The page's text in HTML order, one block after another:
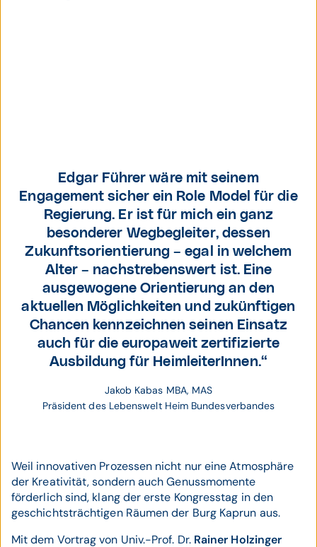
Lebenswelt Heim
Bundesverbandes
Jakob Kabas MBA,
MAS.
Edgar Führer wäre mit seinem
Engagement sicher ein Role Model für die
Regierung. Er ist für mich ein ganz
besonderer Wegbegleiter, dessen
Zukunftsorientierung – egal in welchem
Alter – nachstrebenswert ist. Eine
ausgewogene Orientierung an den
aktuellen Möglichkeiten und zukünftigen
Chancen kennzeichnen seinen Einsatz
auch für die europaweit zertifizierte
Ausbildung für HeimleiterInnen.“
Jakob Kabas MBA, MAS
Präsident des Lebenswelt Heim Bundesverbandes
Weil innovativen Prozessen nicht nur eine Atmosphäre
der Kreativität, sondern auch Genussmomente
förderlich sind, klang der erste Kongresstag in den
geschichtsträchtigen Räumen der Burg Kaprun aus.
Mit dem Vortrag von Univ.-Prof. Dr. Rainer Holzinger